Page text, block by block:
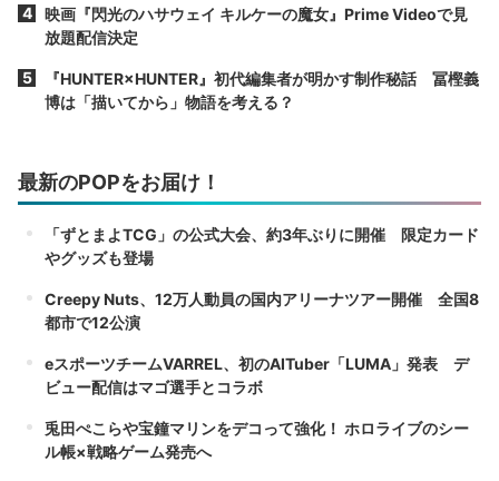
映画『閃光のハサウェイ キルケーの魔女』Prime Videoで見
放題配信決定
『HUNTER×HUNTER』初代編集者が明かす制作秘話 冨樫義
博は「描いてから」物語を考える？
最新のPOPをお届け！
「ずとまよTCG」の公式大会、約3年ぶりに開催 限定カード
やグッズも登場
Creepy Nuts、12万人動員の国内アリーナツアー開催 全国8
都市で12公演
eスポーツチームVARREL、初のAITuber「LUMA」発表 デ
ビュー配信はマゴ選手とコラボ
兎田ぺこらや宝鐘マリンをデコって強化！ ホロライブのシー
ル帳×戦略ゲーム発売へ